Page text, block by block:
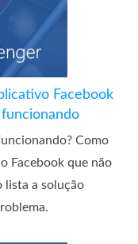
Facebook
Como
Facebook que não
lista a solução